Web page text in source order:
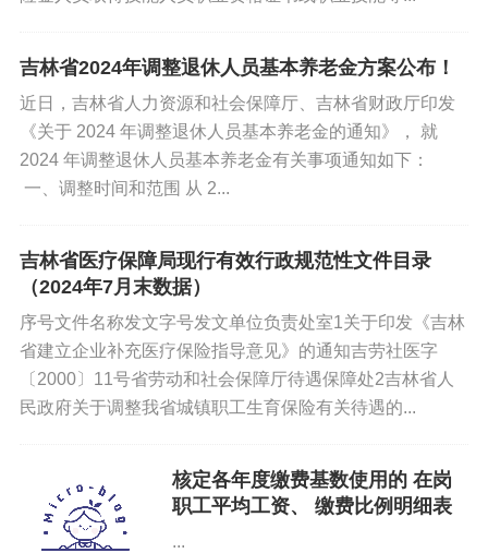
0%，月最高抵扣 600 元）。
5. 评估费用处理：因评估结果符合补贴条件，300 元评估
费由财政承担，评估机构未向李奶奶收取任何费用。
示例 3：叠加长期护理保险的完全失能
老年人补贴抵扣
“完全失能”，每月长护险待遇可报销机构养老费用的 7
元）。
操作步骤：
0%=2800 元，个人自付 1200 元。
2..消费券抵扣规则：根据政策，个人自付部分按 50% 比例
吉林省2024年调整退休人员基本养老金方案公布！
近日，吉林省人力资源和社会保障厅、吉林省财政厅印发
《关于 2024 年调整退休人员基本养老金的通知》， 就
2024 年调整退休人员基本养老金有关事项通知如下：
一、调整时间和范围 从 2...
吉林省医疗保障局现行有效行政规范性文件目录
（2024年7月末数据）
序号文件名称发文字号发文单位负责处室1关于印发《吉林
省建立企业补充医疗保险指导意见》的通知吉劳社医字
〔2000〕11号省劳动和社会保障厅待遇保障处2吉林省人
民政府关于调整我省城镇职工生育保险有关待遇的...
核定各年度缴费基数使用的 在岗
职工平均工资、 缴费比例明细表
...